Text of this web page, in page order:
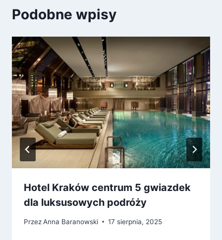
Podobne wpisy
Hotel Kraków centrum 5 gwiazdek
dla luksusowych podróży
PrzezAnna Baranowski 17 sierpnia, 2025